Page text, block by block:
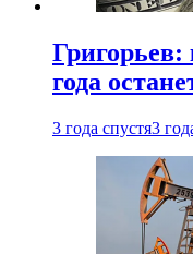
Григорьев:
года
3 года спустя3